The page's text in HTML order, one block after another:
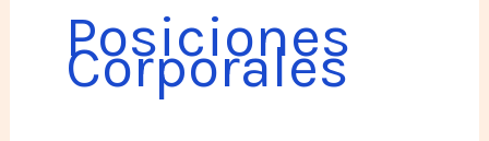
Posiciones
Corporales